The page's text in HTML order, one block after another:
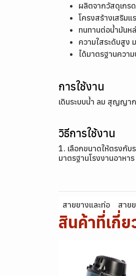
ผลิตจากวัสดุเกร
โครงสร้างเสริม
ทนทานต่อน้ำมันห
ความใสระดับสูง
ได้มาตรฐานควา
การใช้งาน
เดินระบบน้ำ ลม สุญญาก
วิธีการใช้งาน
1. เลือกขนาดให้ตรงกั
มาตรฐานโรงงานอาหาร
สายยางและท่อ สาย
สินค้าที่เกี่ย